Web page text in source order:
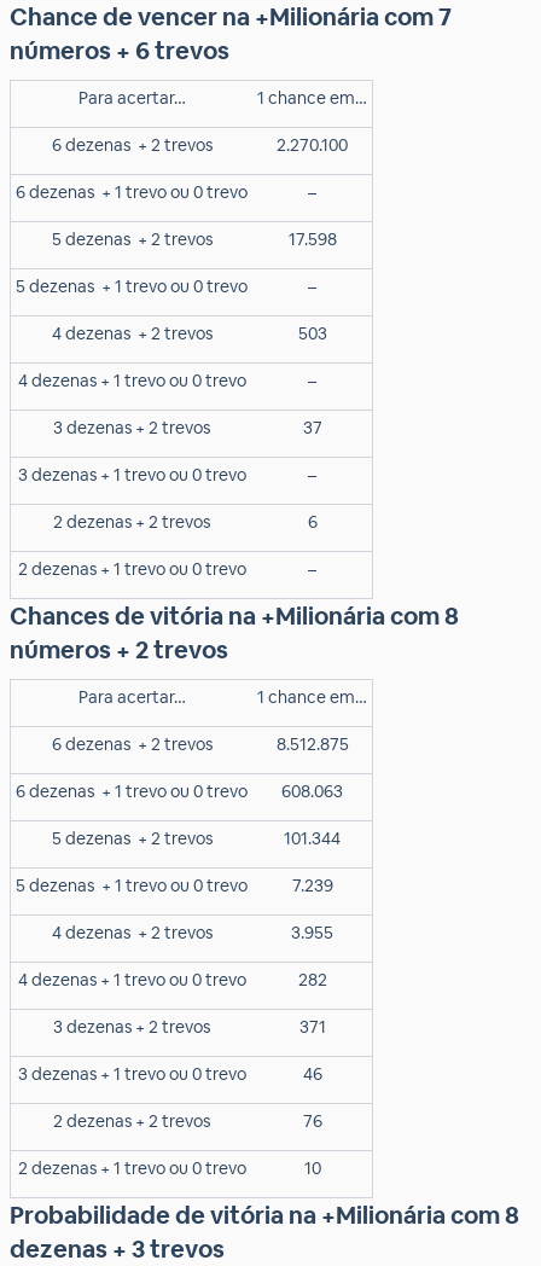
Chance de vencer na +Milionária com 7
números + 6 trevos
Para acertar… 1 chance em…
6 dezenas + 2 trevos 2.270.100
6 dezenas + 1 trevo ou 0 trevo –
5 dezenas + 2 trevos 17.598
5 dezenas + 1 trevo ou 0 trevo –
4 dezenas + 2 trevos 503
4 dezenas + 1 trevo ou 0 trevo –
3 dezenas + 2 trevos 37
3 dezenas + 1 trevo ou 0 trevo –
2 dezenas + 2 trevos 6
2 dezenas + 1 trevo ou 0 trevo –
Chances de vitória na +Milionária com 8
números + 2 trevos
Para acertar… 1 chance em…
6 dezenas + 2 trevos 8.512.875
6 dezenas + 1 trevo ou 0 trevo 608.063
5 dezenas + 2 trevos 101.344
5 dezenas + 1 trevo ou 0 trevo 7.239
4 dezenas + 2 trevos 3.955
4 dezenas + 1 trevo ou 0 trevo 282
3 dezenas + 2 trevos 371
3 dezenas + 1 trevo ou 0 trevo 46
2 dezenas + 2 trevos 76
2 dezenas + 1 trevo ou 0 trevo 10
Probabilidade de vitória na +Milionária com 8
dezenas + 3 trevos